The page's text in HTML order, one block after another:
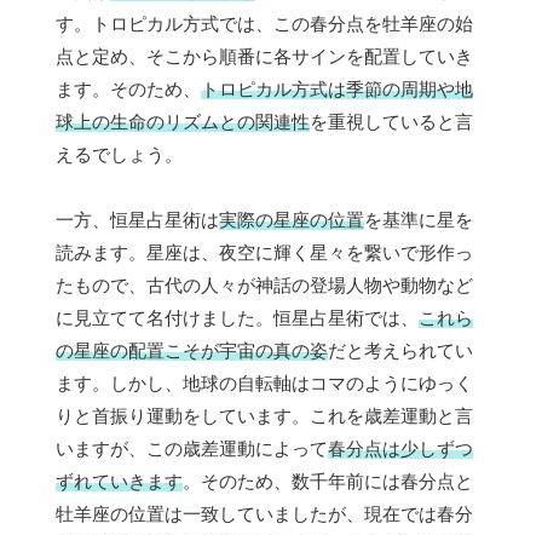
す。トロピカル方式では、この春分点を牡羊座の始
点と定め、そこから順番に各サインを配置していき
ます。そのため、 トロピカル方式は季節の周期や地
球上の生命のリズムとの関連性を重視していると言
えるでしょう。
一方、恒星占星術は実際の星座の位置を基準に星を
読みます。星座は、夜空に輝く星々を繋いで形作っ
たもので、古代の人々が神話の登場人物や動物など
に見立てて名付けました。恒星占星術では、 これら
の星座の配置こそが宇宙の真の姿だと考えられてい
ます。しかし、地球の自転軸はコマのようにゆっく
りと首振り運動をしています。これを歳差運動と言
いますが、この歳差運動によって春分点は少しずつ
ずれていきます。そのため、数千年前には春分点と
牡羊座の位置は一致していましたが、現在では春分